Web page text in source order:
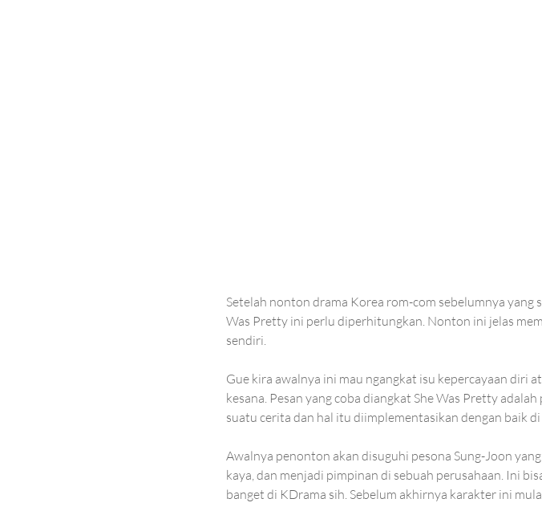
Setelah nonton drama Korea rom-com sebelumnya yang
Was Pretty ini perlu diperhitungkan. Nonton ini jelas
sendiri.
Gue kira awalnya ini mau ngangkat isu kepercayaan diri
kesana. Pesan yang coba diangkat She Was Pretty
suatu cerita dan hal itu diimplementasikan dengan baik di
Awalnya penonton akan disuguhi pesona Sung-Joon
kaya, dan menjadi pimpinan di sebuah perusahaan. Ini
banget di KDrama sih. Sebelum akhirnya karakter ini